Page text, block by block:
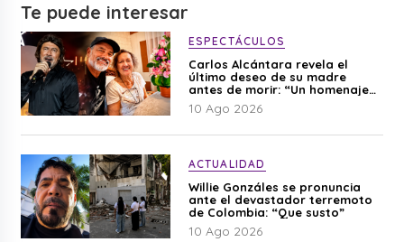
Te puede interesar
ESPECTÁCULOS
Carlos Alcántara revela el
último deseo de su madre
antes de morir: “Un homenaje
para mi mamá”
10 Ago 2026
ACTUALIDAD
Willie Gonzáles se pronuncia
ante el devastador terremoto
de Colombia: “Que susto”
10 Ago 2026